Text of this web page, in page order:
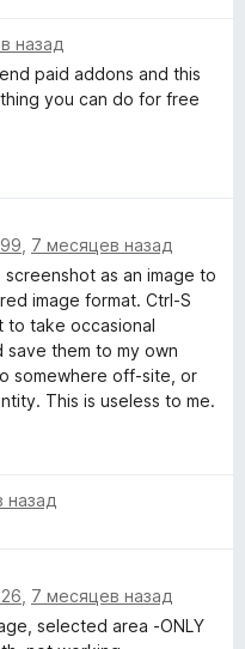
назад
paid addons and this
you can do for free
7 месяцев назад
as an image to
image format. Ctrl-S
to take occasional
them to my own
somewhere off-site, or
This is useless to me.
назад
7 месяцев назад
selected area -ONLY